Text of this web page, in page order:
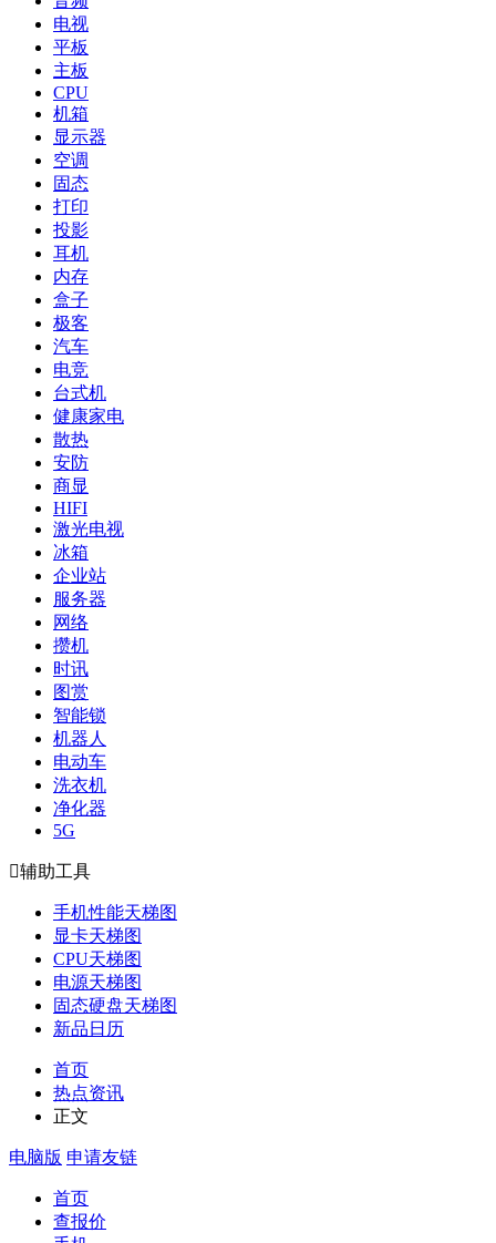
电视
平板
主板
CPU
机箱
显示器
空调
固态
打印
投影
耳机
内存
盒子
极客
汽车
电竞
台式机
健康家电
散热
安防
商显
HIFI
激光电视
冰箱
企业站
服务器
网络
攒机
时讯
图赏
智能锁
机器人
电动车
洗衣机
净化器
5G
辅助工具
手机性能天梯图
显卡天梯图
CPU天梯图
电源天梯图
固态硬盘天梯图
新品日历
首页
热点资讯
正文
电脑版 申请友链
首页
查报价